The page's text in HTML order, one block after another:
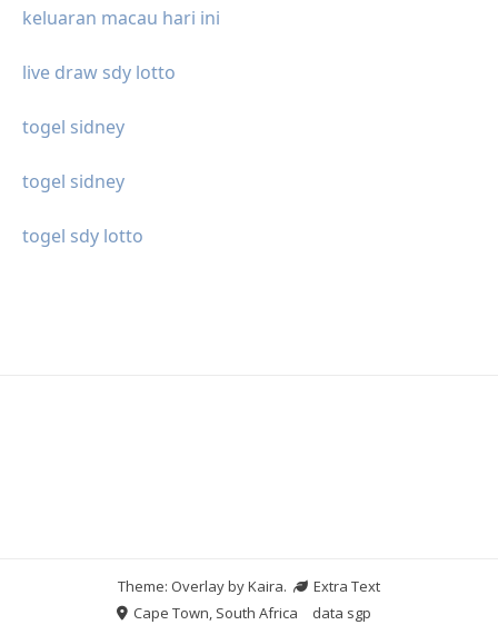
keluaran macau hari ini
live draw sdy lotto
togel sidney
togel sidney
togel sdy lotto
Theme: Overlay byKaira.
Extra Text
Cape Town, South Africa
data sgp